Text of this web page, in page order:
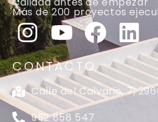
Más de 200 proyectos
CONTACTO
Calle del Calvario, 7,
952 858 547